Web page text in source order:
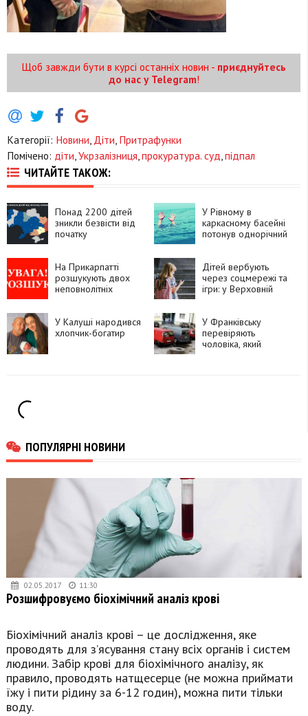
Щоб завжди бути в курсі останніх новин - приєднуйтесь
до нас у Telegram!
Категорії: Новини Діти Притрафунки
Помічено: діти Укрзалізниця прокуратура. суд підпал
ЧИТАЙТЕ ТАКОЖ:
Понад 2200 дітей
зникли безвісти від
початку
У Рівному в
каркасному басейні
потонув однорічний
На Прикарпатті
розшукують двох
неповнолітніх
Дітей вербують
через соцмережі та
ігри: у Верховній
У Калуші народився
хлопчик-богатир
У Франківську
перевіряють
чоловіка, який
ПОПУЛЯРНІ НОВИНИ
02.05.2017 11:30
Розшифровуємо біохімічний аналіз крові
Біохімічний аналіз крові – це дослідження, яке
проводять для з’ясування стану всіх органів і систем
людини. Забір крові для біохімічного аналізу, як
правило, проводять натщесерце (не можна приймати
їжу і пити рідину за 6-12 годин), можна пити тільки
воду.